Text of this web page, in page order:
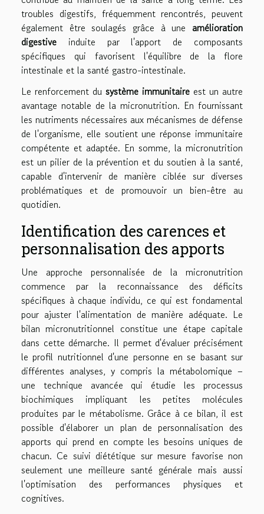
troubles digestifs, fréquemment rencontrés, peuvent
également être soulagés grâce à une amélioration
digestive induite par l'apport de composants
spécifiques qui favorisent l'équilibre de la flore
intestinale et la santé gastro-intestinale.
Le renforcement du système immunitaire est un autre
avantage notable de la micronutrition. En fournissant
les nutriments nécessaires aux mécanismes de défense
de l'organisme, elle soutient une réponse immunitaire
compétente et adaptée. En somme, la micronutrition
est un pilier de la prévention et du soutien à la santé,
capable d'intervenir de manière ciblée sur diverses
problématiques et de promouvoir un bien-être au
quotidien.
Identification des carences et
personnalisation des apports
Une approche personnalisée de la micronutrition
commence par la reconnaissance des déficits
spécifiques à chaque individu, ce qui est fondamental
pour ajuster l'alimentation de manière adéquate. Le
bilan micronutritionnel constitue une étape capitale
dans cette démarche. Il permet d'évaluer précisément
le profil nutritionnel d'une personne en se basant sur
différentes analyses, y compris la métabolomique –
une technique avancée qui étudie les processus
biochimiques impliquant les petites molécules
produites par le métabolisme. Grâce à ce bilan, il est
possible d'élaborer un plan de personnalisation des
apports qui prend en compte les besoins uniques de
chacun. Ce suivi diététique sur mesure favorise non
seulement une meilleure santé générale mais aussi
l'optimisation des performances physiques et
cognitives.